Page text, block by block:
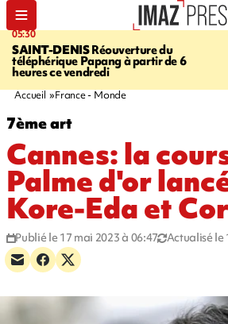
05:30
SAINT-DENISRéouverture du
téléphérique Papang à partir de 6
heures ce vendredi
Accueil France - Monde
7ème art
Cannes: la
Palme d'or
Kore-Eda et
Publié le 17 mai 2023 à 06:47 Actualisé le